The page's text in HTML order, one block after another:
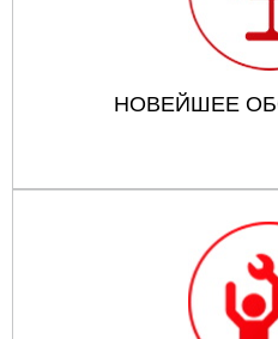
НОВЕЙШЕЕ